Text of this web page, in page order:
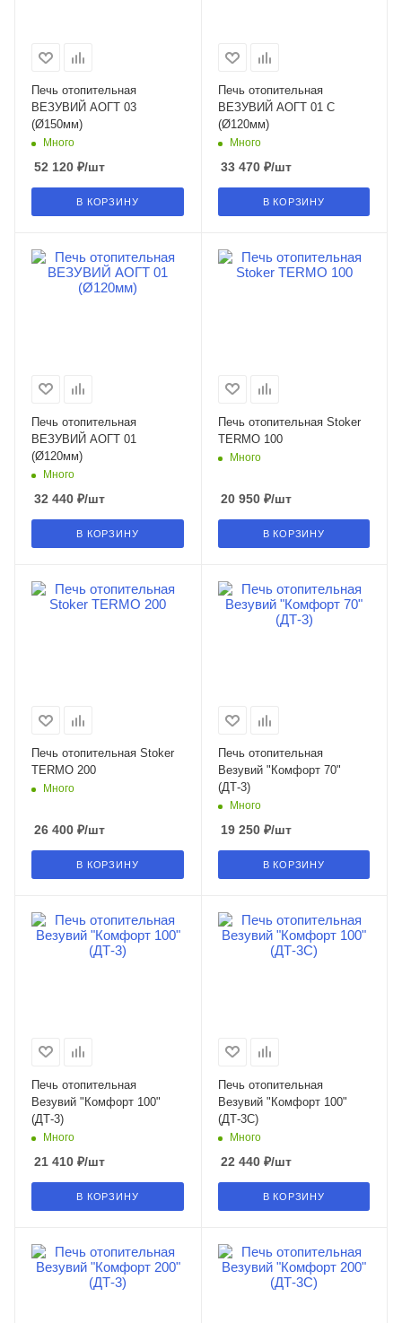
Печь отопительная
ВЕЗУВИЙ АОГТ 03
(Ø150мм)
Много
52 120 ₽/шт
В КОРЗИНУ
Печь отопительная
ВЕЗУВИЙ АОГТ 01 С
(Ø120мм)
Много
33 470₽/шт
В КОРЗИНУ
Печь отопительная
ВЕЗУВИЙ АОГТ 01
(Ø120мм)
Много
32 440 ₽/шт
В КОРЗИНУ
Печь отопительная Stoker
TERMO 100
Много
20 950₽/шт
В КОРЗИНУ
Печь отопительная Stoker
TERMO 200
Много
26 400 ₽/шт
В КОРЗИНУ
Печь отопительная
Везувий "Комфорт 70"
(ДТ-3)
Много
19 250₽/шт
В КОРЗИНУ
Печь отопительная
Везувий "Комфорт 100"
(ДТ-3)
Много
21 410 ₽/шт
В КОРЗИНУ
Печь отопительная
Везувий "Комфорт 100"
(ДТ-3С)
Много
22 440₽/шт
В КОРЗИНУ